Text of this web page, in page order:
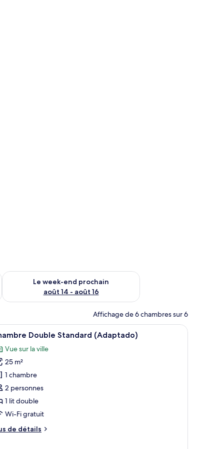
août 7 - août 9
Le week-end prochain
août 14 - août 16
Vérifier la disponibilité pour le week-end prochain août 14 -
Affichage de 6 chambres sur 6
téléviseur à écran plat, un bureau et une fenêtre avec des rideaux.
:
Une chambre d’hôtel moderne, équipée
6 Double Standard (Adaptado)
Vue sur la ville
25 m²
1 chambre
2 personnes
1 lit double
Wi-Fi gratuit
de détails